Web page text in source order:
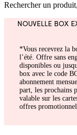
Rechercher un
NOUVELLE BOX
*Vous recevrez la
l’été. Offre sans
disponibles ou
box avec le code
abonnement
part, les prochains
valable sur les
offres